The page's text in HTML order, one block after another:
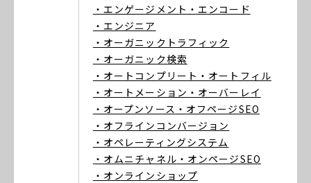
・エンゲージメント ・エンコード
・エンジニア
・オーガニックトラフィック
・オーガニック検索
・オートコンプリート ・オートフィル
・オートメーション ・オーバーレイ
・オープンソース ・オフページSEO
・オフラインコンバージョン
・オペレーティングシステム
・オムニチャネル ・オンページSEO
・オンラインショップ